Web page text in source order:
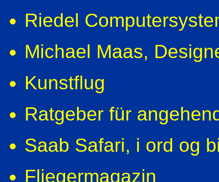
Riedel
Michael Maas,
Kunstflug
Ratgeber für
Saab Safari, i ord og
Fliegermagazin